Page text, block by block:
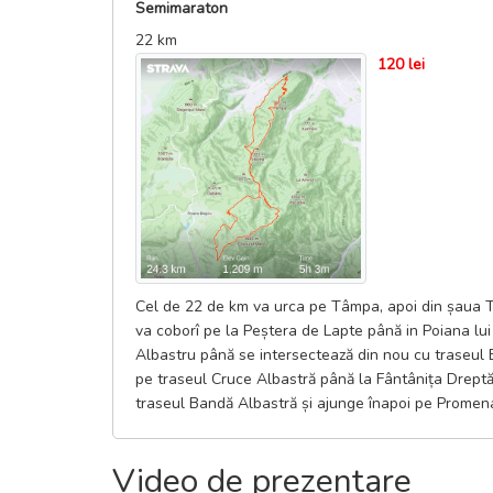
Semimaraton
22 km
Cel de 22 de km va urca pe Tâmpa, apoi din
va coborî pe la Peștera de Lapte până in Poiana
Albastru până se intersectează din nou cu
pe traseul Cruce Albastră până la Fântânița
traseul Bandă Albastră și ajunge înapoi pe
120 lei
Video de prezentare